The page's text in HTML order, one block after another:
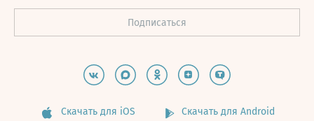
Скачать для iOS Скачать для Android